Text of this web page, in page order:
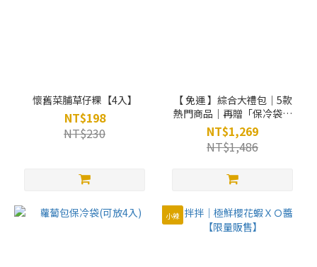
懷舊菜脯草仔粿【4入】
NT$198
NT$230
【 免運 】綜合大禮包｜5款
熱門商品｜再贈「保冷袋」
[冷藏]
NT$1,269
NT$1,486
小辣